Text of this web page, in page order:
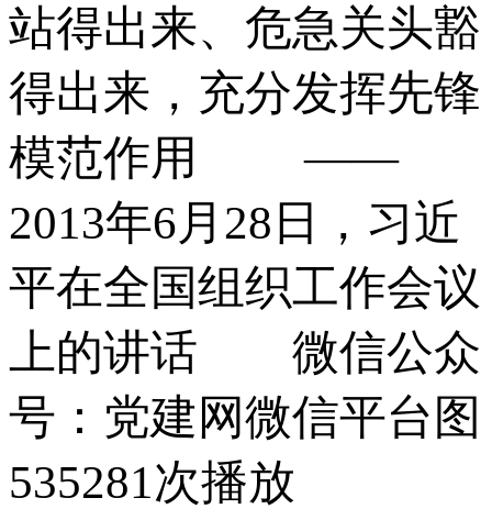
站得出来、危急关头豁
得出来，充分发挥先锋
模范作用 ——
2013年6月28日，习近
平在全国组织工作会议
上的讲话 微信公众
号：党建网微信平台图
535281次播放